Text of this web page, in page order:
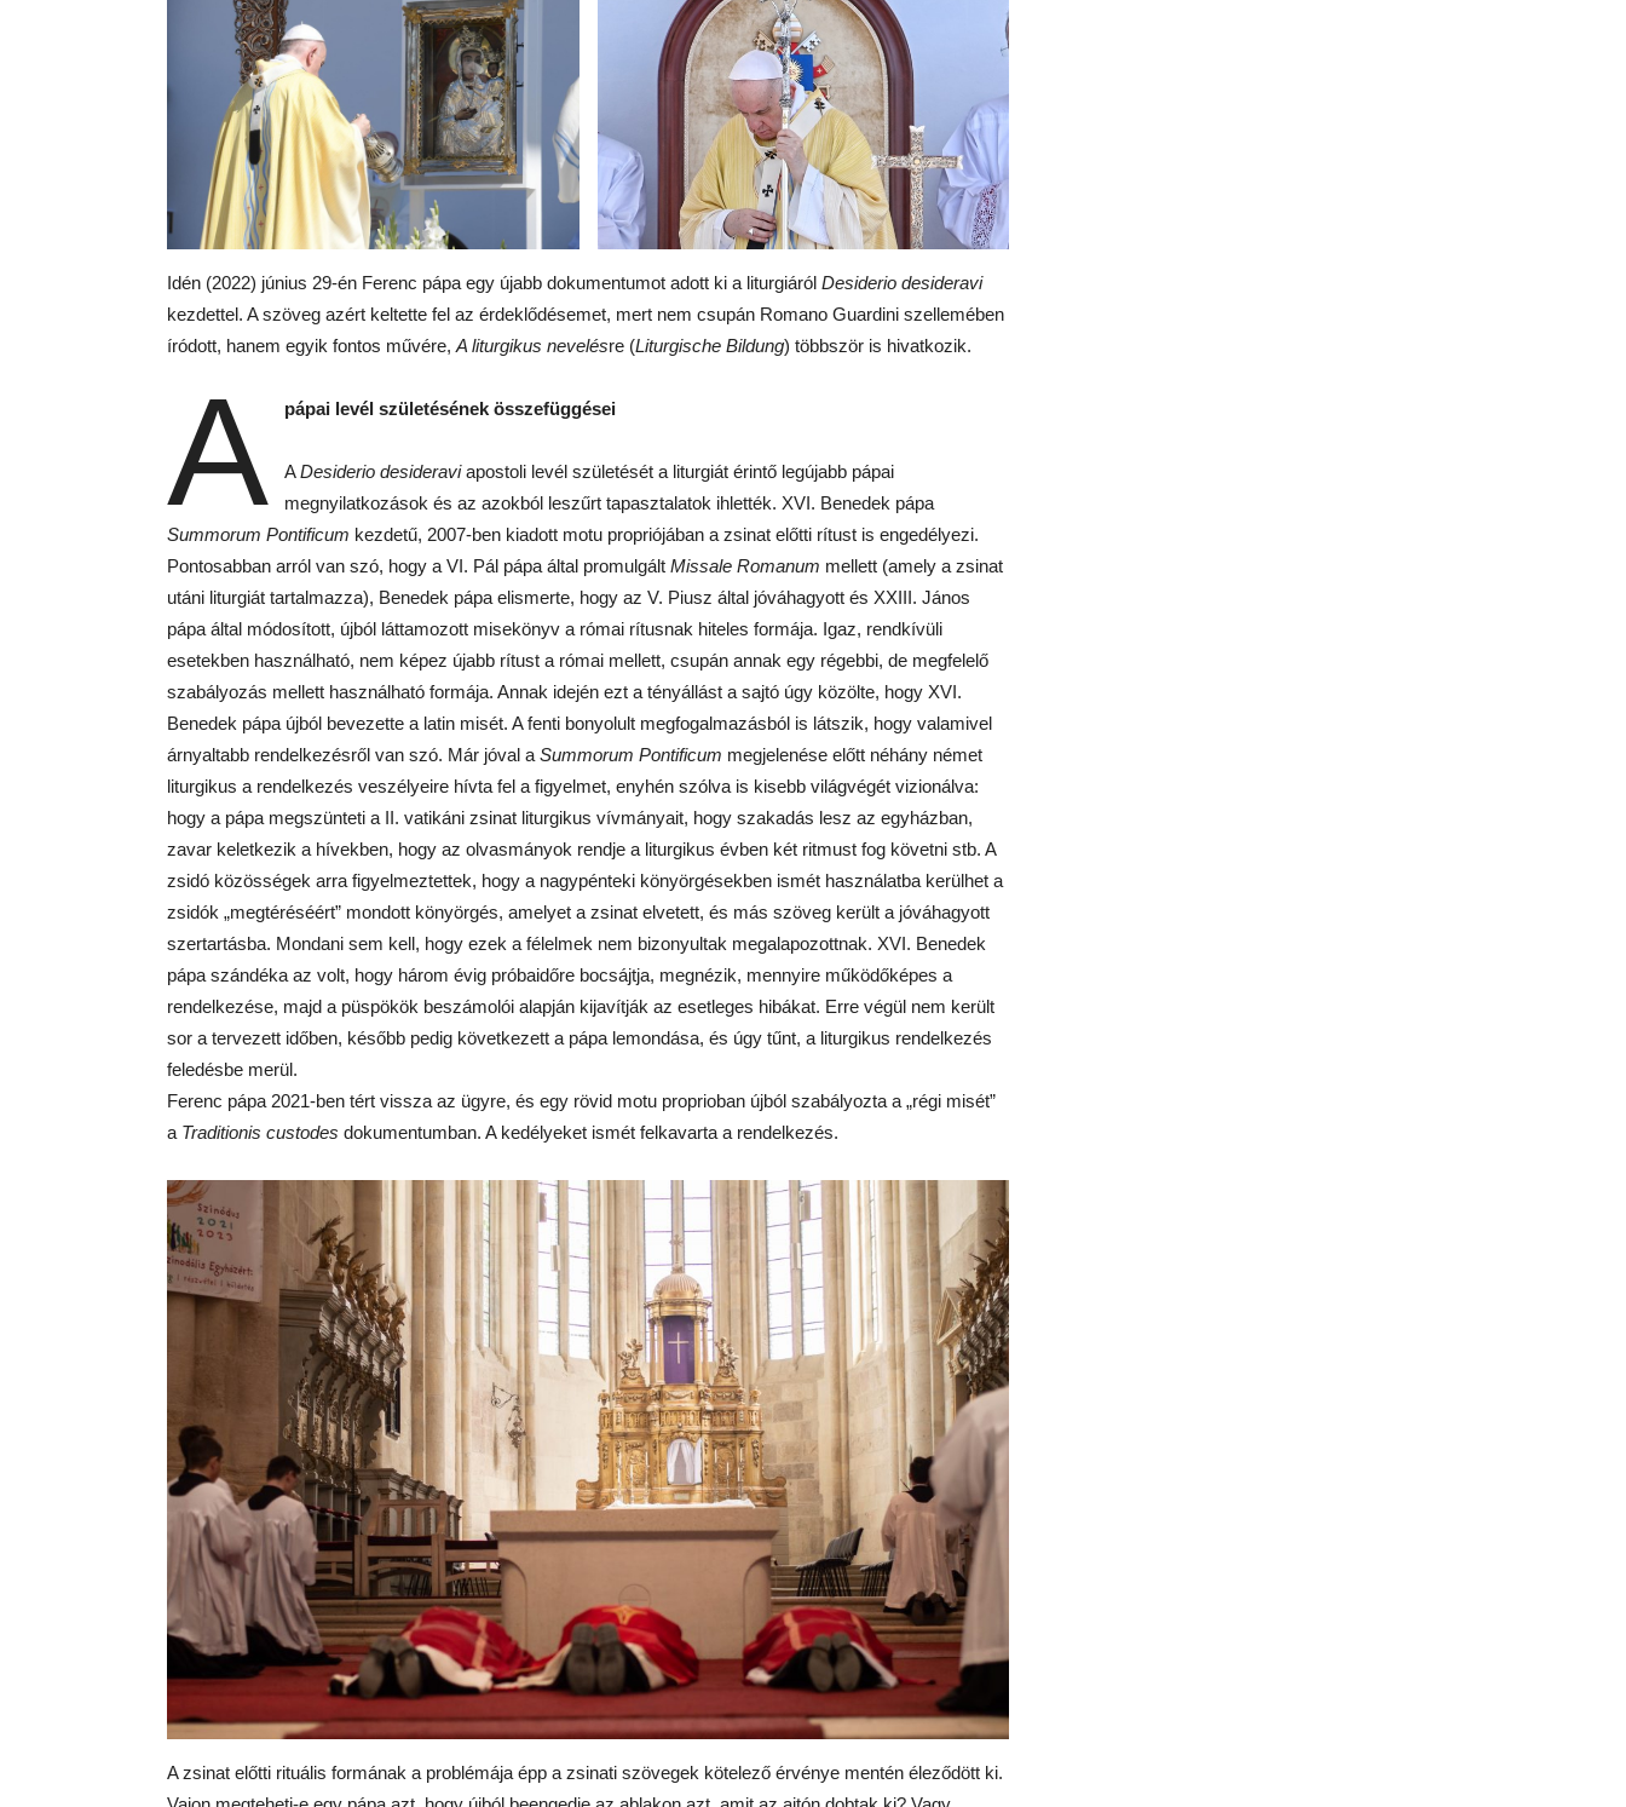
Idén (2022) június 29-én Ferenc pápa egy újabb dokumentumot adott ki a liturgiáról Desiderio desideravi
kezdettel. A szöveg azért keltette fel az érdeklődésemet, mert nem csupán Romano Guardini szellemében
íródott, hanem egyik fontos művére, A liturgikus nevelésre (Liturgische Bildung) többször is hivatkozik.
A pápai levél születésének összefüggései
ADesiderio desideraviapostoli levél születését a liturgiát érintő legújabb pápai
megnyilatkozások és az azokból leszűrt tapasztalatok ihlették. XVI. Benedek pápa
Summorum Pontificum kezdetű, 2007-ben kiadott motu propriójában a zsinat előtti rítust is engedélyezi.
Pontosabban arról van szó, hogy a VI. Pál pápa által promulgált Missale Romanum mellett (amely a zsinat
utáni liturgiát tartalmazza), Benedek pápa elismerte, hogy az V. Piusz által jóváhagyott és XXIII. János
pápa által módosított, újból láttamozott misekönyv a római rítusnak hiteles formája. Igaz, rendkívüli
esetekben használható, nem képez újabb rítust a római mellett, csupán annak egy régebbi, de megfelelő
szabályozás mellett használható formája. Annak idején ezt a tényállást a sajtó úgy közölte, hogy XVI.
Benedek pápa újból bevezette a latin misét. A fenti bonyolult megfogalmazásból is látszik, hogy valamivel
árnyaltabb rendelkezésről van szó. Már jóval a Summorum Pontificum megjelenése előtt néhány német
liturgikus a rendelkezés veszélyeire hívta fel a figyelmet, enyhén szólva is kisebb világvégét vizionálva:
hogy a pápa megszünteti a II. vatikáni zsinat liturgikus vívmányait, hogy szakadás lesz az egyházban,
zavar keletkezik a hívekben, hogy az olvasmányok rendje a liturgikus évben két ritmust fog követni stb. A
zsidó közösségek arra figyelmeztettek, hogy a nagypénteki könyörgésekben ismét használatba kerülhet a
zsidók „megtéréséért” mondott könyörgés, amelyet a zsinat elvetett, és más szöveg került a jóváhagyott
szertartásba. Mondani sem kell, hogy ezek a félelmek nem bizonyultak megalapozottnak. XVI. Benedek
pápa szándéka az volt, hogy három évig próbaidőre bocsájtja, megnézik, mennyire működőképes a
rendelkezése, majd a püspökök beszámolói alapján kijavítják az esetleges hibákat. Erre végül nem került
sor a tervezett időben, később pedig következett a pápa lemondása, és úgy tűnt, a liturgikus rendelkezés
feledésbe merül.
Ferenc pápa 2021-ben tért vissza az ügyre, és egy rövid motu proprioban újból szabályozta a „régi misét”
a Traditionis custodes dokumentumban. A kedélyeket ismét felkavarta a rendelkezés.
A zsinat előtti rituális formának a problémája épp a zsinati szövegek kötelező érvénye mentén éleződött ki.